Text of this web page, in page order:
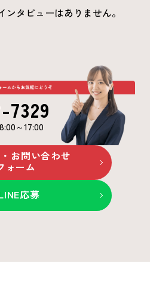
ンタビューはありません。
7329
～17:00
お問い合わせ
ォーム
応募